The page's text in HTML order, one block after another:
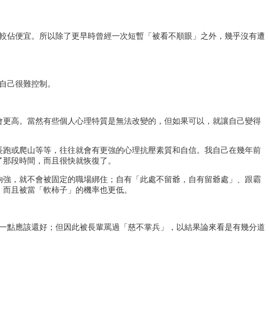
便宜。所以除了更早時曾經一次短暫「被看不順眼」之外，幾乎沒有遭
己很難控制。
高。當然有些個人心理特質是無法改變的，但如果可以，就讓自己變得
或爬山等等，往往就會有更強的心理抗壓素質和自信。我自己在幾年前
段時間，而且很快就恢復了。
，就不會被固定的職場綁住；自有「此處不留爺，自有留爺處」、跟霸
且被當「軟柿子」的機率也更低。
應該還好；但因此被長輩罵過「慈不掌兵」，以結果論來看是有幾分道